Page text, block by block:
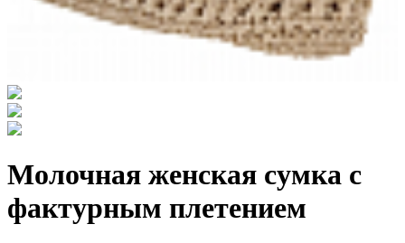
Молочная женская сумка с
фактурным плетением